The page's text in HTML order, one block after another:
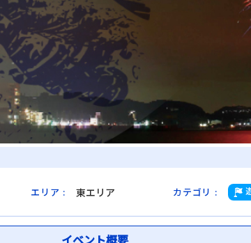
エリア : 東エリア カテゴリ :